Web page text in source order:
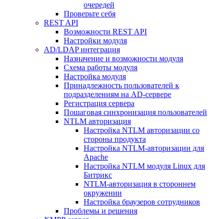
очередей
Проверьте себя
REST API
Возможности REST API
Настройки модуля
AD/LDAP интеграция
Назначение и возможности модуля
Схема работы модуля
Настройка модуля
Принадлежность пользователей к
подразделениям на AD-сервере
Регистрация сервера
Пошаговая синхронизация пользователей
NTLM авторизация
Настройка NTLM авторизации со
стороны продукта
Настройка NTLM-авторизации для
Apache
Настройка NTLM модуля Linux для
Битрикс
NTLM-авторизация в стороннем
окружении
Настройка браузеров сотрудников
Проблемы и решения